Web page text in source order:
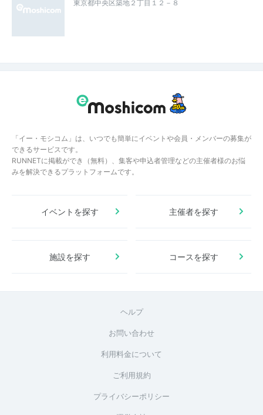
東京都中央区築地２丁目１２－８
「イー・モシコム」は、いつでも簡単にイベントや会員・メンバーの募集が
できるサービスです。
RUNNETに掲載ができ（無料）、集客や申込者管理などの主催者様のお悩
みを解決できるプラットフォームです。
イベントを探す 主催者を探す
施設を探す コースを探す
ヘルプ
お問い合わせ
利用料金について
ご利用規約
プライバシーポリシー